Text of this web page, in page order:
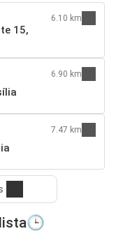
15,
6.10 km
6.90 km
7.47 km